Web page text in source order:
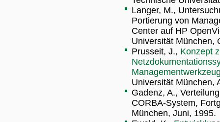
Langer, M.,
Portierung von
Center auf HP
Universität München,
Prusseit, J., Konzept
Universität München,
Gadenz, A.,
CORBA-System,
München, Juni, 1995.